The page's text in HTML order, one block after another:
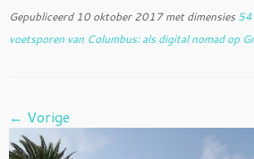
Gepubliceerd 10 oktober 2017met dimensies
voetsporen van Columbus: als digital nomad op
← Vorige